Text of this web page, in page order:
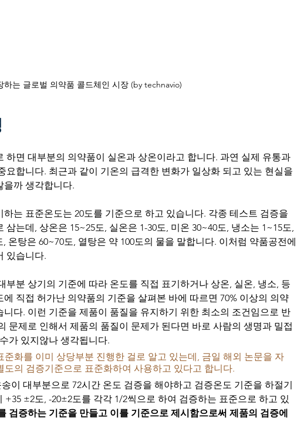
하는 글로벌 의약품 콜드체인 시장 (by technavio)
하면 대부분의 의약품이 실온과 상온이라고 합니다. 과연 실제 유통과
요합니다. 최근과 같이 기온의 급격한 변화가 일상화 되고 있는 현실을
을까 생각합니다.
는 표준온도는 20도를 기준으로 하고 있습니다. 각종 테스트 검증을
는데, 상온은 15~25도, 실온은 1-30도, 미온 30~40도, 냉소는 1~15도,
온탕은 60~70도, 열탕은 약 100도의 물을 말합니다. 이처럼 약품공전에
있습니다.
부분 상기의 기준에 따라 온도를 직접 표기하거나 상온, 실온, 냉소, 등
직접 허가난 의약품의 기준을 살펴본 바에 따르면 70% 이상의 의약
다. 이런 기준을 제품이 품질을 유지하기 위한 최소의 조건임으로 반
문제로 인해서 제품의 품질이 문제가 된다면 바로 사람의 생명과 밀접
가 있지않나 생각됩니다.
화를 이미 상당부분 진행한 걸로 알고 있는데, 금일 해외 논문을 자
의 검증기준으로 표준화하여 사용하고 있다고 합니다.
이 대부분으로 72시간 온도 검증을 해야하고 검증온도 기준을 하절기
+35 ±2도, -20±2도를 각각 1/2씩으로 하여 검증하는 표준으로 하고 있
검증하는 기준을 만들고 이를 기준으로 제시함으로써 제품의 검증에